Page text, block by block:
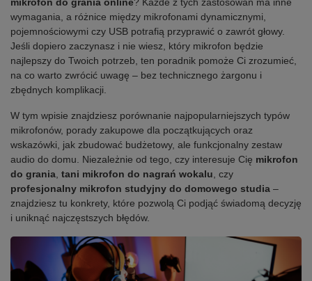
wymagania, a różnice między mikrofonami dynamicznymi,
pojemnościowymi czy USB potrafią przyprawić o zawrót głowy.
Jeśli dopiero zaczynasz i nie wiesz, który mikrofon będzie
najlepszy do Twoich potrzeb, ten poradnik pomoże Ci zrozumieć,
na co warto zwrócić uwagę – bez technicznego żargonu i
zbędnych komplikacji.
W tym wpisie znajdziesz porównanie najpopularniejszych typów
mikrofonów, porady zakupowe dla początkujących oraz
wskazówki, jak zbudować budżetowy, ale funkcjonalny zestaw
audio do domu. Niezależnie od tego, czy interesuje Cię mikrofon
do grania tani mikrofon do nagrań wokalu , czy
profesjonalny mikrofon studyjny do domowego studia –
znajdziesz tu konkrety, które pozwolą Ci podjąć świadomą decyzję
i uniknąć najczęstszych błędów.